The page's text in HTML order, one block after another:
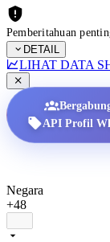
Pemberitahuan
DETAIL
LIHAT DATA
API Profil
Negara
+48